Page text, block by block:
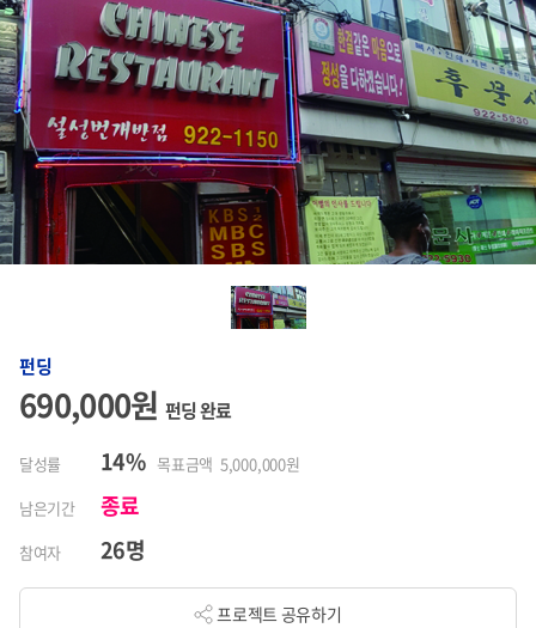
펀딩
690,000원 펀딩 완료
달성률 14% 목표금액 5,000,000원
남은기간
종료
참여자 26명
프로젝트 공유하기